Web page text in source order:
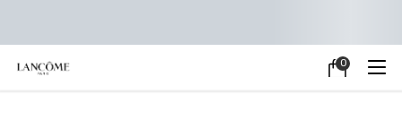
Mi
0
0 producto